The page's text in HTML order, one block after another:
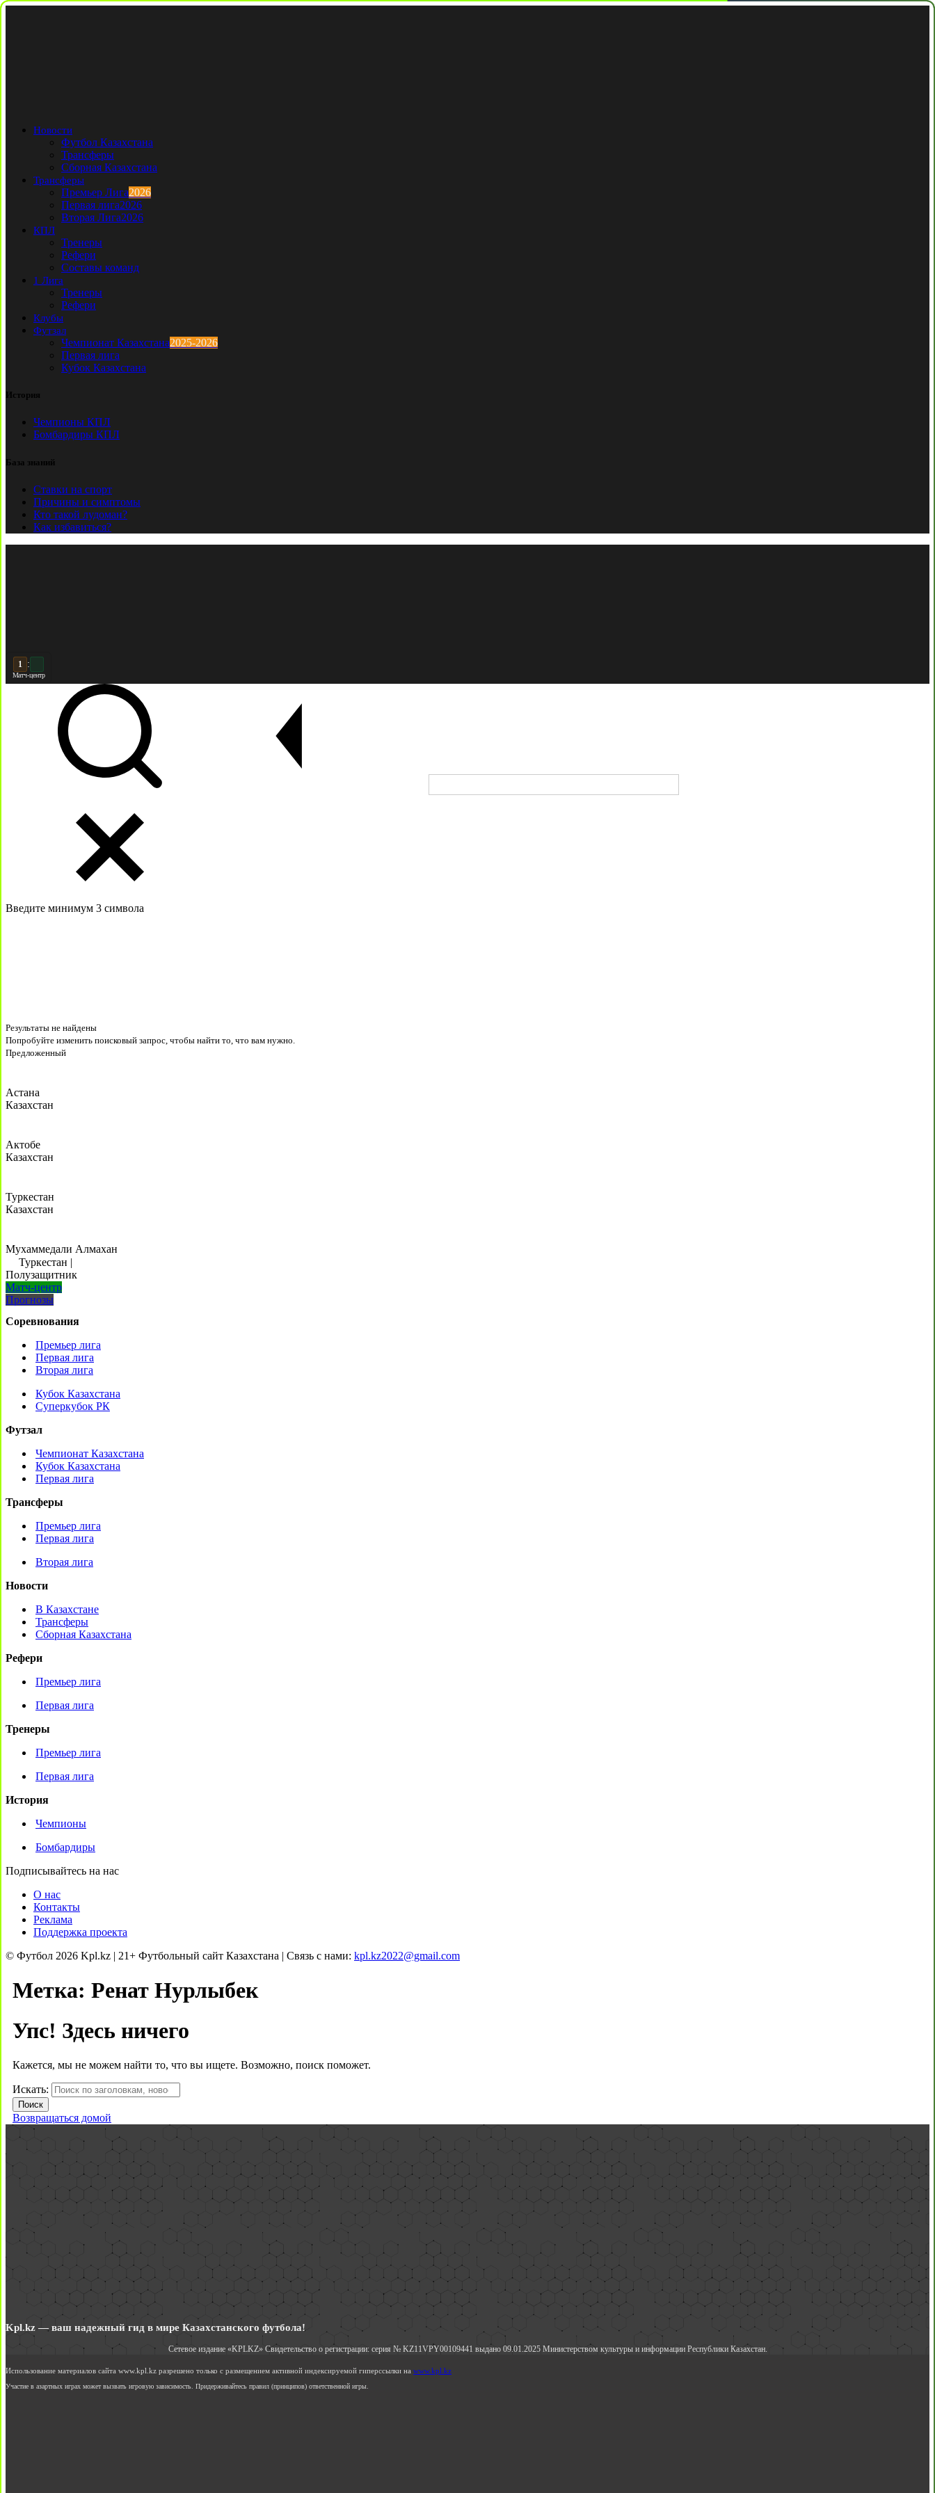
Новости
Футбол Казахстана
Трансферы
Сборная Казахстана
Трансферы
Премьер Лига2026
Первая лига2026
Вторая Лига2026
КПЛ
Тренеры
Рефери
Составы команд
1 Лига
Тренеры
Рефери
Клубы
Футзал
Чемпионат Казахстана2025-2026
Первая лига
Кубок Казахстана
История
Чемпионы КПЛ
Бомбардиры КПЛ
База знаний
Ставки на спорт
Причины и симптомы
Кто такой лудоман?
Как избавиться?
2 :
Матч-центр
Введите минимум 3 символа
Результаты не найдены
Попробуйте изменить поисковый запрос, чтобы найти то, что вам нужно.
Предложенный
Астана
Казахстан
Актобе
Казахстан
Туркестан
Казахстан
Мухаммедали Алмахан
Туркестан |
Полузащитник
Матч-центр
Прогнозы
Соревнования
Премьер лига
Первая лига
Вторая лига
Кубок Казахстана
Суперкубок РК
Футзал
Чемпионат Казахстана
Кубок Казахстана
Первая лига
Трансферы
Премьер лига
Первая лига
Вторая лига
Новости
В Казахстане
Трансферы
Сборная Казахстана
Рефери
Премьер лига
Первая лига
Тренеры
Премьер лига
Первая лига
История
Чемпионы
Бомбардиры
Подписывайтесь на нас
О нас
Контакты
Реклама
Поддержка проекта
© Футбол 2026 Kpl.kz | 21+ Футбольный сайт Казахстана | Связь с нами: kpl.kz2022@gmail.com
Метка: Ренат Нурлыбек
Упс! Здесь ничего
Кажется, мы не можем найти то, что вы ищете. Возможно, поиск поможет.
Искать:
Возвращаться домой
Kpl.kz — ваш надежный гид в мире Казахстанского футбола!
Сетевое издание «KPLKZ» Свидетельство о регистрации: серия № KZ11VPY00109441 выдано 09.01.2025 Министерством культуры и информации Республики Казахстан.
Использование материалов сайта www.kpl.kz разрешено только с размещением активной индексируемой гиперссылки на www.kpl.kz
Участие в азартных играх может вызвать игровую зависимость. Придерживайтесь правил (принципов) ответственной игры.